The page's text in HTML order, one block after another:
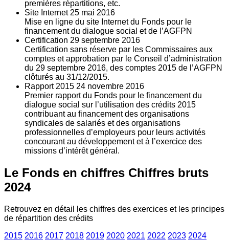
premières répartitions, etc.
Site Internet 25 mai 2016
Mise en ligne du site Internet du Fonds pour le
financement du dialogue social et de l’AGFPN
Certification 29 septembre 2016
Certification sans réserve par les Commissaires aux
comptes et approbation par le Conseil d’administration
du 29 septembre 2016, des comptes 2015 de l’AGFPN
clôturés au 31/12/2015.
Rapport 2015 24 novembre 2016
Premier rapport du Fonds pour le financement du
dialogue social sur l’utilisation des crédits 2015
contribuant au financement des organisations
syndicales de salariés et des organisations
professionnelles d’employeurs pour leurs activités
concourant au développement et à l’exercice des
missions d’intérêt général.
Le Fonds en chiffres Chiffres bruts
2024
Retrouvez en détail les chiffres des exercices et les principes
de répartition des crédits
2015 2016 2017 2018 2019 2020 2021 2022 2023 2024